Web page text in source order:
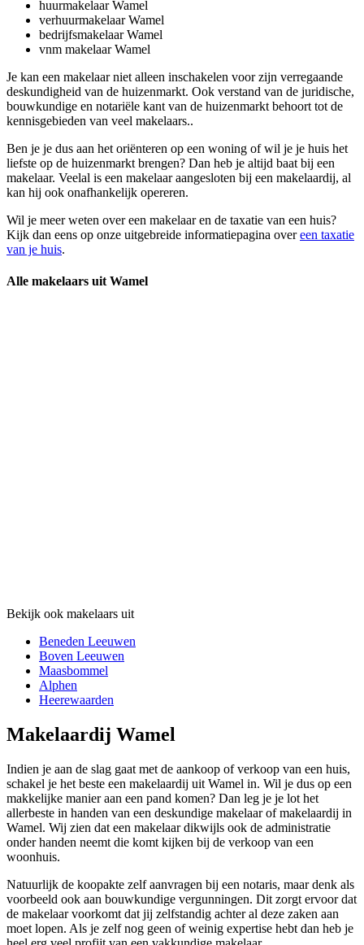
huurmakelaar Wamel
verhuurmakelaar Wamel
bedrijfsmakelaar Wamel
vnm makelaar Wamel
Je kan een makelaar niet alleen inschakelen voor zijn verregaande
deskundigheid van de huizenmarkt. Ook verstand van de juridische,
bouwkundige en notariële kant van de huizenmarkt behoort tot de
kennisgebieden van veel makelaars..
Ben je je dus aan het oriënteren op een woning of wil je je huis het
liefste op de huizenmarkt brengen? Dan heb je altijd baat bij een
makelaar. Veelal is een makelaar aangesloten bij een makelaardij, al
kan hij ook onafhankelijk opereren.
Wil je meer weten over een makelaar en de taxatie van een huis?
Kijk dan eens op onze uitgebreide informatiepagina overeen taxatie
van je huis.
Alle makelaars uit Wamel
Bekijk ook makelaars uit
Beneden Leeuwen
Boven Leeuwen
Maasbommel
Alphen
Heerewaarden
Makelaardij Wamel
Indien je aan de slag gaat met de aankoop of verkoop van een huis,
schakel je het beste een makelaardij uit Wamel in. Wil je dus op een
makkelijke manier aan een pand komen? Dan leg je je lot het
allerbeste in handen van een deskundige makelaar of makelaardij in
Wamel. Wij zien dat een makelaar dikwijls ook de administratie
onder handen neemt die komt kijken bij de verkoop van een
woonhuis.
Natuurlijk de koopakte zelf aanvragen bij een notaris, maar denk als
voorbeeld ook aan bouwkundige vergunningen. Dit zorgt ervoor dat
de makelaar voorkomt dat jij zelfstandig achter al deze zaken aan
moet lopen. Als je zelf nog geen of weinig expertise hebt dan heb je